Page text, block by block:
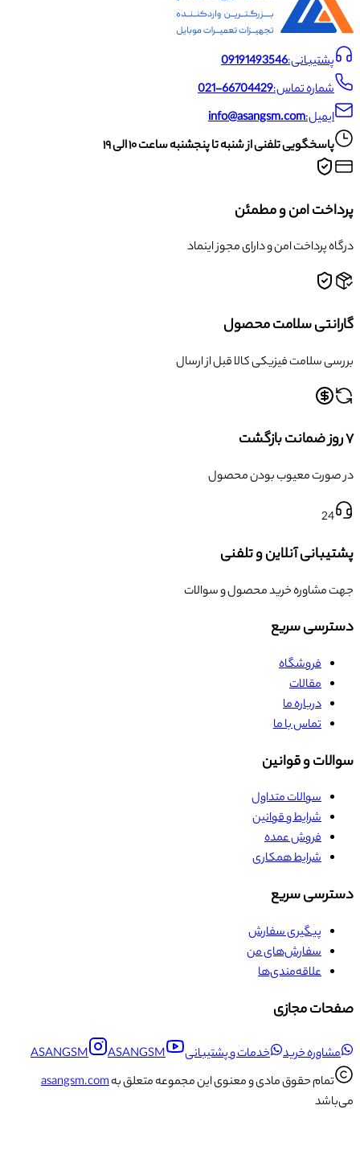
پشتیبانی:09191493546
شماره تماس:021-66704429
ایمیل:info@asangsm.com
پاسخگویی تلفنی از شنبه تا پنجشنبه ساعت ۱۰ الی ۱۹
پرداخت امن و مطمئن
درگاه پرداخت امن و دارای مجوز اینماد
گارانتی سلامت محصول
بررسی سلامت فیزیکی کالا قبل از ارسال
۷ روز ضمانت بازگشت
در صورت معیوب بودن محصول
24
پشتیبانی آنلاین و تلفنی
جهت مشاوره خرید محصول و سوالات
دسترسی سریع
فروشگاه
مقالات
درباره ما
تماس با ما
سوالات و قوانین
سوالات متداول
شرایط و قوانین
فروش عمده
شرایط همکاری
دسترسی سریع
پیگیری سفارش
سفارش‌های من
علاقه‌مندی‌ها
صفحات مجازی
مشاوره خرید خدمات و پشتیبانی ASANGSM
ASANGSM
تمام حقوق مادی و معنوی این مجموعه متعلق بهasangsm.com
می‌باشد